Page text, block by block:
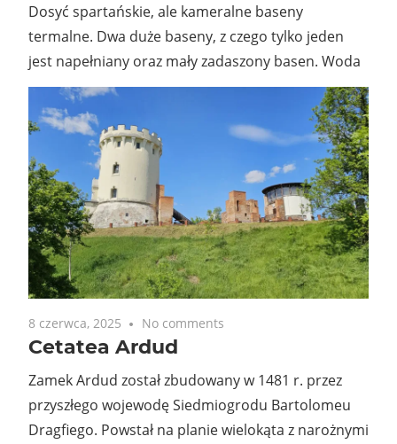
Dosyć spartańskie, ale kameralne baseny
termalne. Dwa duże baseny, z czego tylko jeden
jest napełniany oraz mały zadaszony basen. Woda
8 czerwca, 2025 No comments
Cetatea Ardud
Zamek Ardud został zbudowany w 1481 r. przez
przyszłego wojewodę Siedmiogrodu Bartolomeu
Dragfiego. Powstał na planie wielokąta z narożnymi